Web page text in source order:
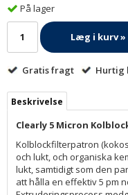
På lager
Læg i kurv »
Gratis fragt Hurtig
Beskrivelse
Clearly 5 Micron
Kolblockfilterpatron
och lukt, och organiska
lukt, samtidigt som den
att hålla en effektiv 5 pm